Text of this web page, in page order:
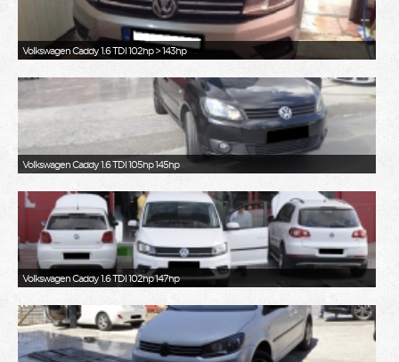
Volkswagen Caddy 1.6 TDI 102hp > 143hp
Volkswagen Caddy 1.6 TDI 105hp 145hp
Volkswagen Caddy 1.6 TDI 102hp 147hp